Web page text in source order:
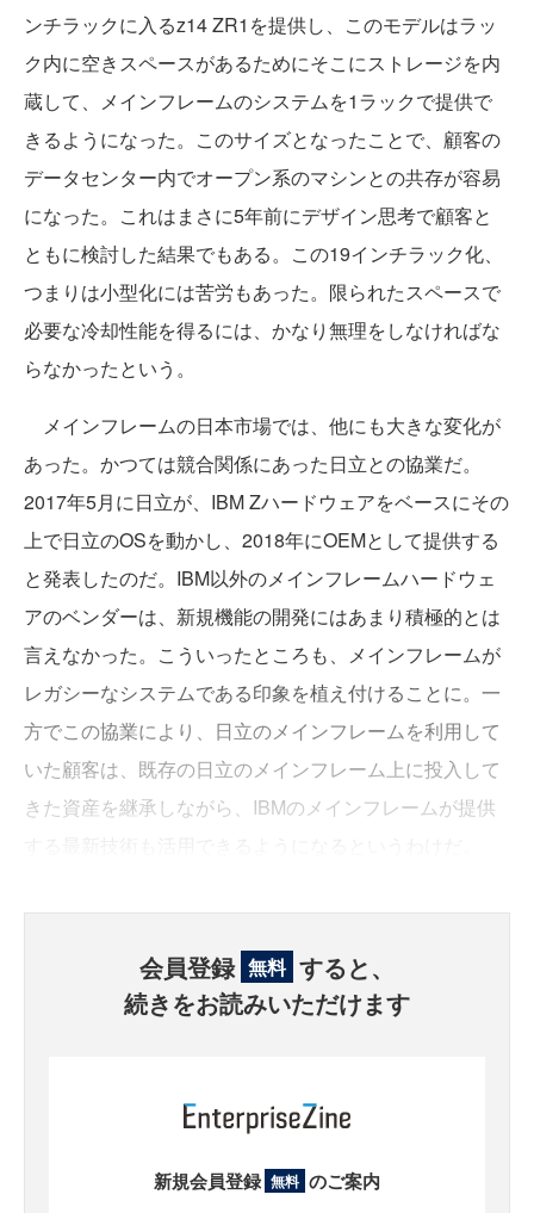
ンチラックに入るz14 ZR1を提供し、このモデルはラッ
ク内に空きスペースがあるためにそこにストレージを内
蔵して、メインフレームのシステムを1ラックで提供で
きるようになった。このサイズとなったことで、顧客の
データセンター内でオープン系のマシンとの共存が容易
になった。これはまさに5年前にデザイン思考で顧客と
ともに検討した結果でもある。この19インチラック化、
つまりは小型化には苦労もあった。限られたスペースで
必要な冷却性能を得るには、かなり無理をしなければな
らなかったという。
メインフレームの日本市場では、他にも大きな変化が
あった。かつては競合関係にあった日立との協業だ。
2017年5月に日立が、IBM Zハードウェアをベースにその
上で日立のOSを動かし、2018年にOEMとして提供する
と発表したのだ。IBM以外のメインフレームハードウェ
アのベンダーは、新規機能の開発にはあまり積極的とは
言えなかった。こういったところも、メインフレームが
レガシーなシステムである印象を植え付けることに。一
方でこの協業により、日立のメインフレームを利用して
いた顧客は、既存の日立のメインフレーム上に投入して
きた資産を継承しながら、IBMのメインフレームが提供
会員登録 無料 すると、
続きをお読みいただけます
新規会員登録 無料 のご案内